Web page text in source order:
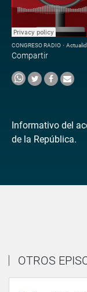
CONGRESO RADIO ·
Compartir
Informativo del
de la República.
OTROS